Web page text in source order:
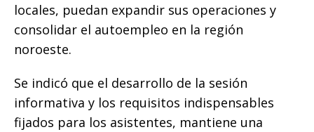
locales, puedan expandir sus operaciones y
consolidar el autoempleo en la región
noroeste.
Se indicó que el desarrollo de la sesión
informativa y los requisitos indispensables
fijados para los asistentes, mantiene una